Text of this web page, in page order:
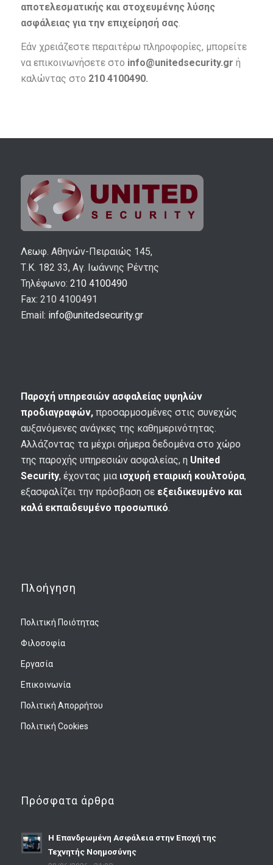
αποτελεσματικής και στοχευμένης λύσης
ασφάλειας για την επιχείρησή σας.
Εάν χρειάζεστε περαιτέρω πληροφορίες, μπορείτε
να επικοινωνήσετε στο info@unitedsecurity.gr ή
καλώντας στο 210 4100490.
Λεωφ. Αθηνών-Πειραιώς 145,
Τ.Κ. 182 33, Αγ. Ιωάννης Ρέντης
Τηλέφωνο: 210 4100490
Fax: 210 4100491
Email: info@unitedsecurity.gr
Παροχή υπηρεσιών ασφαλείας υψηλών
προδιαγραφών,προσαρμοσμένες στις συνεχώς
αυξανόμενες ανάγκες της καθημερινότητας.
Αλλάζοντας τα μέχρι σήμερα δεδομένα στο χώρο
της παροχής υπηρεσιών ασφαλείας, η United
Security, έχοντας μια ισχυρή εταιρική κουλτούρα,
εξασφαλίζει την πρόσβαση σε εξειδικευμένο και
καλά εκπαιδευμένο προσωπικό.
Πλοήγηση
Πολιτική Ποιότητας
Φιλοσοφία
Εργασία
Επικοινωνία
Πολιτική Απορρήτου
Πολιτική Cookies
Πρόσφατα άρθρα
Η Επανδρωμένη Ασφάλεια στην Εποχή της
Τεχνητής Νοημοσύνης